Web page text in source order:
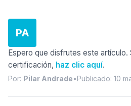
PA
Espero que disfrutes este artículo.
certificación, haz clic aquí.
Por: Pilar Andrade•Publicado: 10